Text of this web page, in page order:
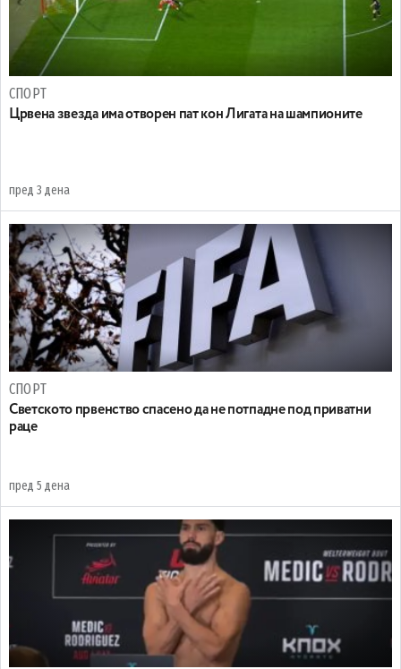
СПОРТ
Црвена звезда има отворен пат кон Лигата на шампионите
пред 3 дена
СПОРТ
Светското првенство спасено да не потпадне под приватни
раце
пред 5 дена